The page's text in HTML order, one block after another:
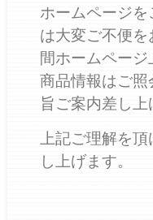
ホームページ
は大変ご不便
間ホームページ
商品情報はご
旨ご案内差し上
上記ご理解を頂
し上げます。